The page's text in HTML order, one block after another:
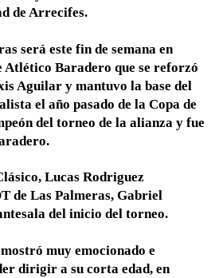
de Arrecifes.
será este fin de semana en
Atlético Baradero que se reforzó
Aguilar y mantuvo la base del
el año pasado de la Copa de
del torneo de la alianza y fue
Lucas Rodriguez
de Las Palmeras, Gabriel
del inicio del torneo.
muy emocionado e
dirigir a su corta edad, en